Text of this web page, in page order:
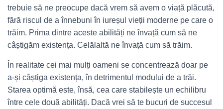
trebuie să ne preocupe dacă vrem să avem o viață plăcută,
fără riscul de a înnebuni în iureșul vieții moderne pe care o
trăim. Prima dintre aceste abilități ne învață cum să ne
câștigăm existența. Celălaltă ne învață cum să trăim.
În realitate cei mai mulți oameni se concentrează doar pe
a-și câștiga existența, în detrimentul modului de a trăi.
Starea optimă este, însă, cea care stabilește un echilibru
între cele două abilități. Dacă vrei să te bucuri de succesul